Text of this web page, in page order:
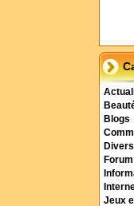
Blogs
Divers
Forum
Jeux